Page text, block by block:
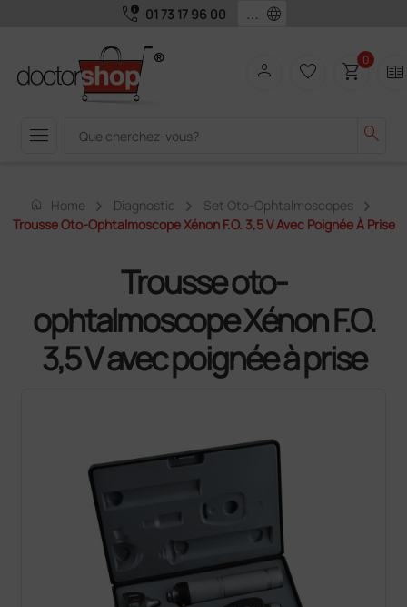
call_quality 01 73 17 96 00 language
menu search
person favorite_border shopping_cart0 two_pager
home Home Diagnostic
Set Oto-Ophtalmoscopes
Trousse Oto-Ophtalmoscope Xénon F.O. 3,5 V Avec Poignée À Prise
Trousse oto-
ophtalmoscope Xénon F.O.
3,5 V avec poignée à prise